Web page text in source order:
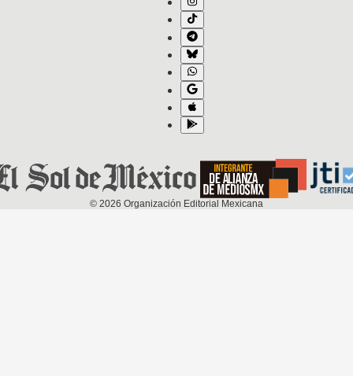
© 2026 Organización Editorial Mexicana